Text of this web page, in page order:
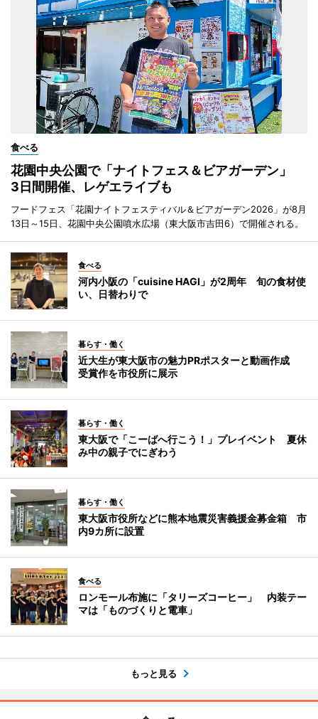
食べる
花園中央公園で「ナイトフェス＆ビアガーデン」
3日間開催、レゲエライブも
フードフェス「花園ナイトフェスティバル＆ビアガーデン2026」が8月
13日～15日、花園中央公園噴水広場（東大阪市吉田6）で開催される。
食べる
河内小阪の「cuisine HAGI」が2周年 旬の食材使
い、日替わりで
暮らす・働く
近大生が東大阪市の魅力PRポスターと動画作成
受賞作を市役所に展示
暮らす・働く
東大阪で「こーばへ行こう！」プレイベント 夏休
み中の親子でにぎわう
暮らす・働く
東大阪市役所などに熊本地震災害義援金募金箱 市
内9カ所に設置
食べる
ロンモール布施に「タリーズコーヒー」 内装テー
マは「ものづくりと電車」
もっと見る